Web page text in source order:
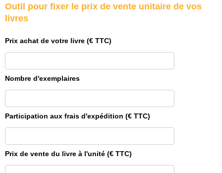
Outil pour fixer le prix de vente unitaire de vos
livres
Prix achat de votre livre (€ TTC)
Nombre d'exemplaires
Participation aux frais d'expédition (€ TTC)
Prix de vente du livre à l'unité (€ TTC)